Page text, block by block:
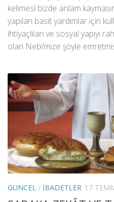
kelimesi bizde anlam
yapılan basit yardımlar için
ihtiyaçlıları ve sosyal yapıyı
olan Nebi’mize şöyle
GÜNCEL / İBADETLER 17